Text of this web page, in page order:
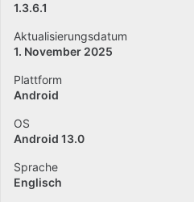
1.3.6.1
Aktualisierungsdatum
1. November 2025
Plattform
Android
OS
Android 13.0
Sprache
Englisch